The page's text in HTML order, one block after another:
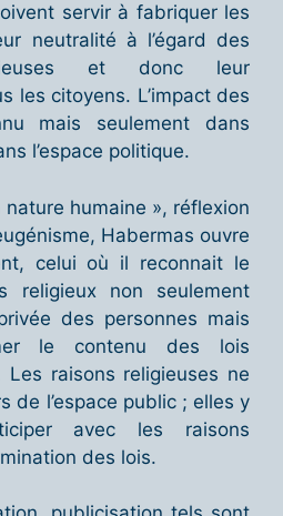
servir à fabriquer les
neutralité à l’égard des
et donc leur
les citoyens. L’impact des
mais seulement dans
l’espace politique.
nature humaine », réflexion
Habermas ouvre
celui où il reconnait le
religieux non seulement
des personnes mais
le contenu des lois
Les raisons religieuses ne
de l’espace public ; elles y
avec les raisons
des lois.